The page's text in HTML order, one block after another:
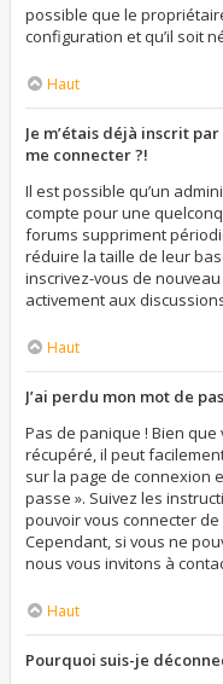
possible que le
configuration et qu’il soit
Haut
Je m’étais déjà inscrit
me connecter ?!
Il est possible qu’un
compte pour une
forums suppriment
réduire la taille de leur
inscrivez-vous de
activement aux
Haut
J’ai perdu mon mot de
Pas de panique ! Bien
récupéré, il peut
sur la page de connexion
passe ». Suivez les
pouvoir vous connecter
Cependant, si vous ne
nous vous invitons à
Haut
Pourquoi suis-je